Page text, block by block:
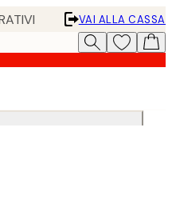
VAI ALLA CASSA